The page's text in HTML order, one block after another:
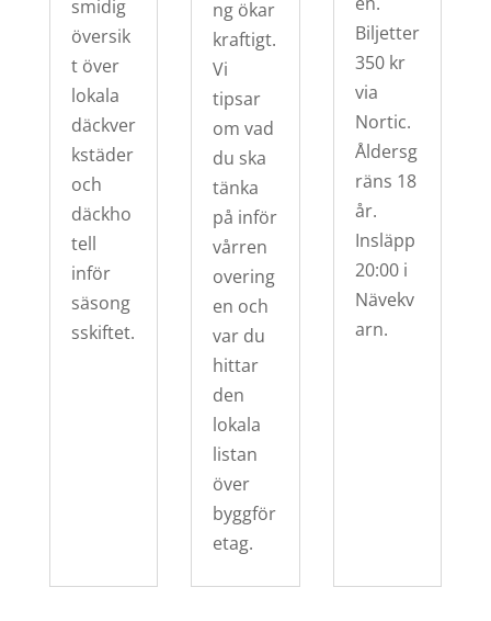
smidig
översik
t över
lokala
däckver
kstäder
och
däckho
tell
inför
säsong
sskiftet.
ng ökar
kraftigt.
Vi
tipsar
om vad
du ska
tänka
på inför
vårren
overing
en och
var du
hittar
den
lokala
listan
över
byggför
etag.
Biljetter
350 kr
via
Nortic.
Åldersg
räns 18
år.
Insläpp
20:00 i
Nävekv
arn.